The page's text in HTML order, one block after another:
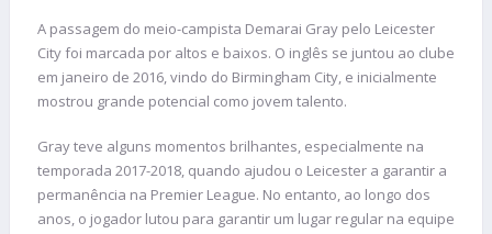
A passagem do meio-campista Demarai Gray pelo Leicester
City foi marcada por altos e baixos. O inglês se juntou ao clube
em janeiro de 2016, vindo do Birmingham City, e inicialmente
mostrou grande potencial como jovem talento.
Gray teve alguns momentos brilhantes, especialmente na
temporada 2017-2018, quando ajudou o Leicester a garantir a
permanência na Premier League. No entanto, ao longo dos
anos, o jogador lutou para garantir um lugar regular na equipe